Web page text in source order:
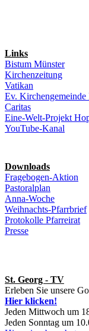
Links
Bistum Münster
Kirchenzeitung
Vatikan
Ev. Kirchengemeinde
Caritas
Eine-Welt-Projekt
YouTube-Kanal
Downloads
Fragebogen-Aktion
Pastoralplan
Anna-Woche
Weihnachts-Pfarrbrief
Protokolle Pfarreirat
Presse
St. Georg - TV
Erleben Sie unsere
Hier klicken!
Jeden Mittwoch um
Jeden Sonntag um